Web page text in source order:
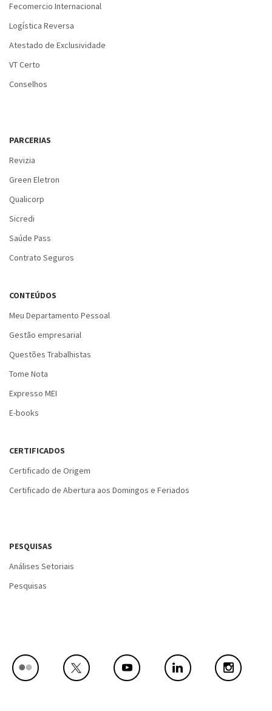
Fecomercio Internacional
Logística Reversa
Atestado de Exclusividade
VT Certo
Conselhos
PARCERIAS
Revizia
Green Eletron
Qualicorp
Sicredi
Saúde Pass
Contrato Seguros
CONTEÚDOS
Meu Departamento Pessoal
Gestão empresarial
Questões Trabalhistas
Tome Nota
Expresso MEI
E-books
CERTIFICADOS
Certificado de Origem
Certificado de Abertura aos Domingos e Feriados
PESQUISAS
Análises Setoriais
Pesquisas